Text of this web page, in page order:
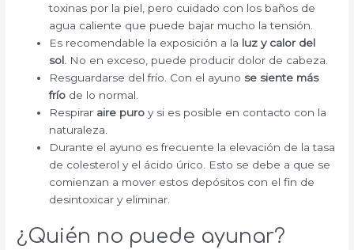
toxinas por la piel, pero cuidado con los baños de
agua caliente que puede bajar mucho la tensión.
Es recomendable la exposición a la luz y calor del
sol . No en exceso, puede producir dolor de cabeza.
Resguardarse del frío. Con el ayuno se siente más
frío de lo normal.
Respirar aire puro y si es posible en contacto con la
naturaleza.
Durante el ayuno es frecuente la elevación de la tasa
de colesterol y el ácido úrico. Esto se debe a que se
comienzan a mover estos depósitos con el fin de
desintoxicar y eliminar.
¿Quién no puede ayunar?